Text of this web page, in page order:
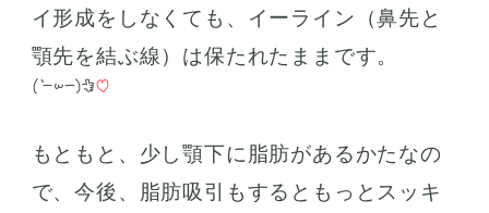
イ形成をしなくても、イーライン（鼻先と
顎先を結ぶ線）は保たれたままです。
もともと、少し顎下に脂肪があるかたなの
で、今後、脂肪吸引もするともっとスッキ